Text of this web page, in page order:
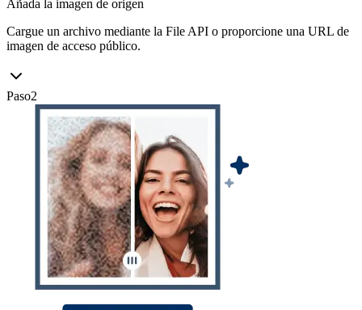
Añada la imagen de origen
Cargue un archivo mediante la File API o proporcione una URL de
imagen de acceso público.
Paso2